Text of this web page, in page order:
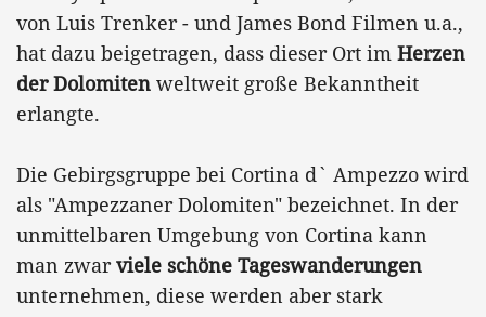
von Luis Trenker - und James Bond Filmen u.a.,
hat dazu beigetragen, dass dieser Ort im Herzen
der Dolomiten weltweit große Bekanntheit
erlangte.
Die Gebirgsgruppe bei Cortina d` Ampezzo wird
als "Ampezzaner Dolomiten" bezeichnet. In der
unmittelbaren Umgebung von Cortina kann
man zwarviele schöne Tageswanderungen
unternehmen, diese werden aber stark